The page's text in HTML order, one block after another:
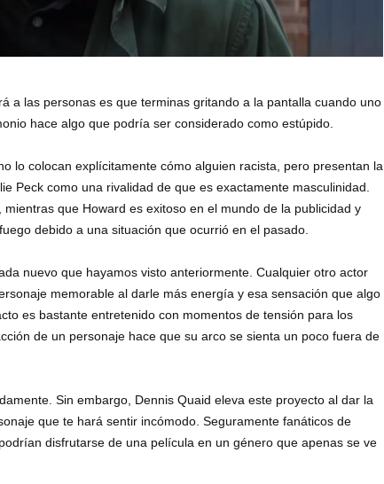
a las personas es que terminas gritando a la pantalla cuando uno
hace algo que podría ser considerado como estúpido.
lo colocan explícitamente cómo alguien racista, pero presentan la
Peck como una rivalidad de que es exactamente masculinidad.
que Howard es exitoso en el mundo de la publicidad y
debido a una situación que ocurrió en el pasado.
nuevo que hayamos visto anteriormente. Cualquier otro actor
memorable al darle más energía y esa sensación que algo
es bastante entretenido con momentos de tensión para los
de un personaje hace que su arco se sienta un poco fuera de
Sin embargo, Dennis Quaid eleva este proyecto al dar la
que te hará sentir incómodo. Seguramente fanáticos de
disfrutarse de una película en un género que apenas se ve